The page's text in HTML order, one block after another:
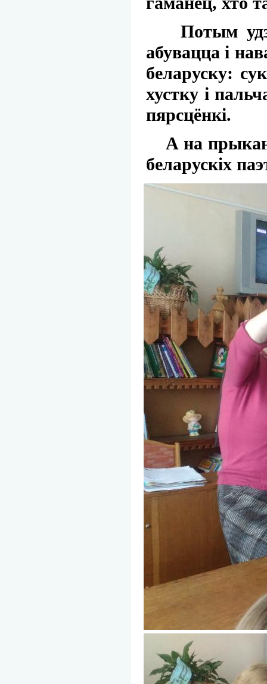
Потым
абувацца і
беларуску:
хустку і
пярсцёнкі.
А на
беларускіх